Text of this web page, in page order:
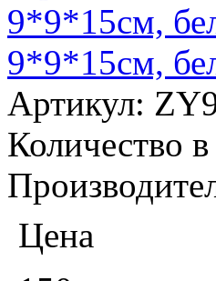
9*9*15см,
Артикул:
Количество
Цена